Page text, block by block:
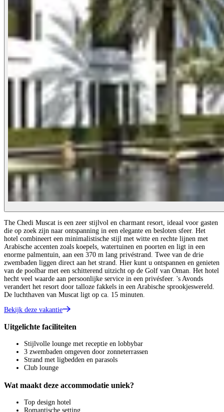
The Chedi Muscat is een zeer stijlvol en charmant resort, ideaal voor gasten
die op zoek zijn naar ontspanning in een elegante en besloten sfeer. Het
hotel combineert een minimalistische stijl met witte en rechte lijnen met
Arabische accenten zoals koepels, watertuinen en poorten en ligt in een
enorme palmentuin, aan een 370 m lang privéstrand. Twee van de drie
zwembaden liggen direct aan het strand. Hier kunt u ontspannen en genieten
van de poolbar met een schitterend uitzicht op de Golf van Oman. Het hotel
hecht veel waarde aan persoonlijke service in een privésfeer. 's Avonds
verandert het resort door talloze fakkels in een Arabische sprookjeswereld.
De luchthaven van Muscat ligt op ca. 15 minuten.
Bekijk deze vakantie
Uitgelichte faciliteiten
Stijlvolle lounge met receptie en lobbybar
3 zwembaden omgeven door zonneterrassen
Strand met ligbedden en parasols
Club lounge
Wat maakt deze accommodatie uniek?
Top design hotel
Romantische setting